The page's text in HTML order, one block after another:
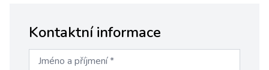
Kontaktní informace
Jméno a příjmení*